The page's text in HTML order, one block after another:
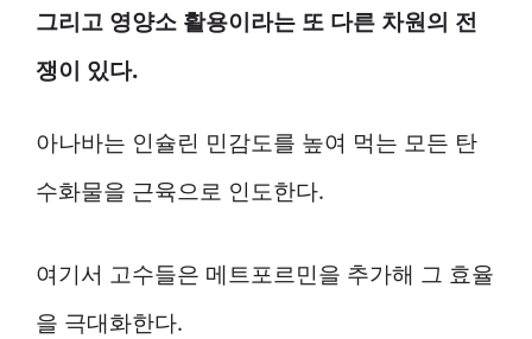
그리고 영양소 활용이라는 또 다른 차원의 전
쟁이 있다.
아나바는 인슐린 민감도를 높여 먹는 모든 탄
수화물을 근육으로 인도한다.
여기서 고수들은 메트포르민을 추가해 그 효율
을 극대화한다.